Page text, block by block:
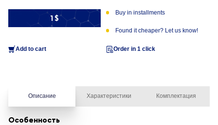
1 $
Buy in installments
Found it cheaper? Let us know!
Add to cart Order in 1 click
Описание Характеристики Комплектация
Особенность